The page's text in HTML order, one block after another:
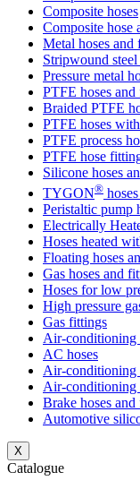
Composite hoses
Composite hose
Metal hoses and
Stripwound steel
Pressure metal
PTFE hoses
Braided PTFE
PTFE hoses
PTFE process
PTFE hose
Silicone hoses
TYGON®
Peristaltic pump
Electrically
Hoses heated
Floating hoses
Gas hoses and
Hoses for low
High pressure
Gas fittings
Air-conditioning
AC hoses
Air-conditioning
Air-conditioning
Brake hoses
Automotive
X
Catalogue